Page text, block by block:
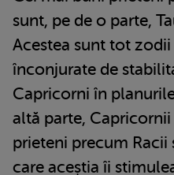
sunt, pe de o parte,
Acestea sunt tot
înconjurate de
Capricorni în
altă parte, Capricornii
prieteni precum
care aceștia îi